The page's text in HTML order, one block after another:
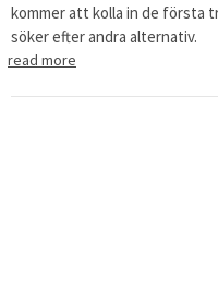
kommer att kolla in de första
söker efter andra alternativ.
read more